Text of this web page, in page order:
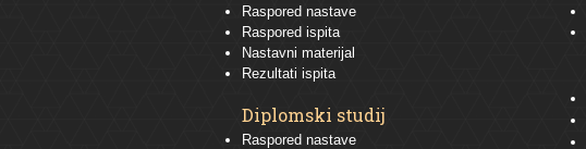
Raspored nastave
Raspored ispita
Nastavni materijal
Rezultati ispita
Diplomski studij
Raspored nastave